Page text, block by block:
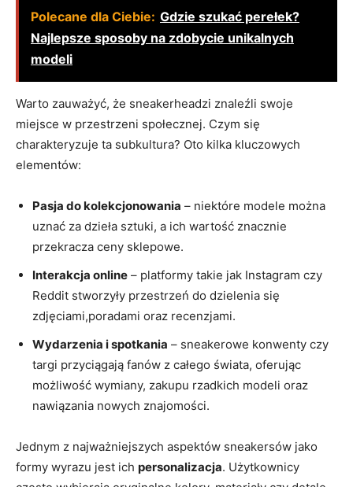
Polecane dla Ciebie: Gdzie szukać perełek?
Najlepsze sposoby na zdobycie unikalnych
modeli
Warto zauważyć, że sneakerheadzi znaleźli swoje
miejsce w przestrzeni społecznej. Czym się
charakteryzuje ta subkultura? Oto kilka kluczowych
elementów:
Pasja do kolekcjonowania – niektóre modele można
uznać za dzieła sztuki, a ich wartość znacznie
przekracza ceny sklepowe.
Interakcja online – platformy takie jak Instagram czy
Reddit stworzyły przestrzeń do dzielenia się
zdjęciami,poradami oraz recenzjami.
Wydarzenia i spotkania – sneakerowe konwenty czy
targi przyciągają fanów z całego świata, oferując
możliwość wymiany, zakupu rzadkich modeli oraz
nawiązania nowych znajomości.
Jednym z najważniejszych aspektów sneakersów jako
formy wyrazu jest ich personalizacja. Użytkownicy